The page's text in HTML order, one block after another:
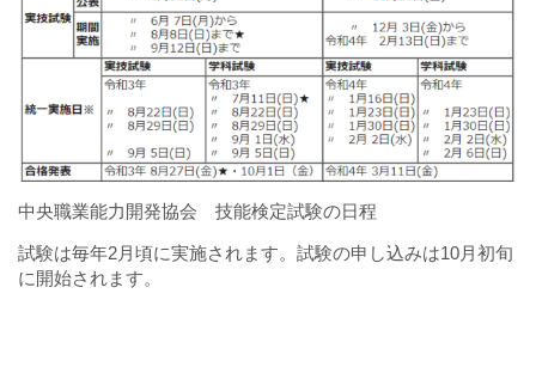
中央職業能力開発協会 技能検定試験の日程
試験は毎年2月頃に実施されます。試験の申し込みは10月初旬
に開始されます。